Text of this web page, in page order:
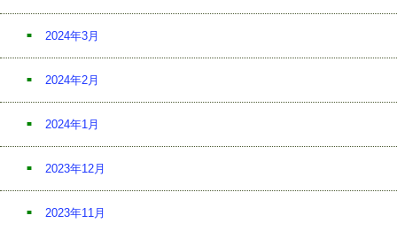
2024年3月
2024年2月
2024年1月
2023年12月
2023年11月